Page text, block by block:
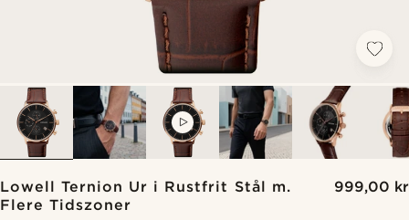
Lowell Ternion Ur i Rustfrit Stål m.
Flere Tidszoner
999,00 kr